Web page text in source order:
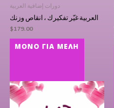
دورات إضافية العربية
العربية غيّر تفكيرك ، انقاص وزنك
$179.00
ΜΌΝΟ ΓΙΑ ΜΈΛΗ